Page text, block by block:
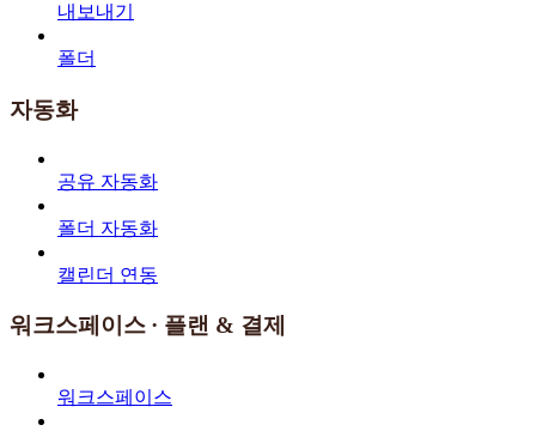
내보내기
폴더
자동화
공유 자동화
폴더 자동화
캘린더 연동
워크스페이스 · 플랜 & 결제
워크스페이스